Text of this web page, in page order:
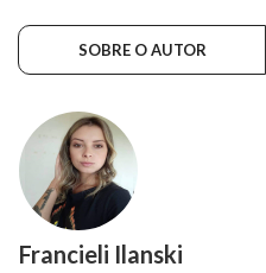
SOBRE O AUTOR
Francieli Ilanski